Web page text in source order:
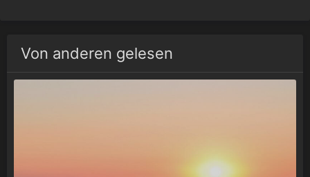
Von anderen gelesen